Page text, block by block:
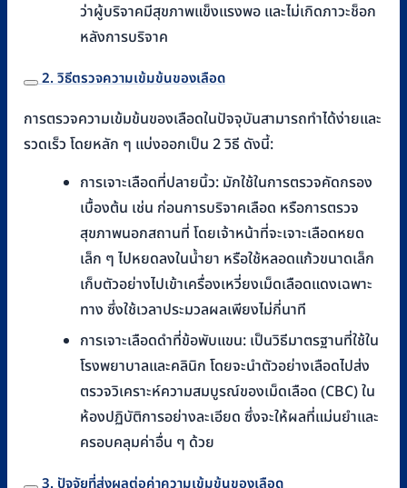
ว่าผู้บริจาคมีสุขภาพแข็งแรงพอ และไม่เกิดภาวะช็อก
หลังการบริจาค
2. วิธีตรวจความเข้มข้นของเลือด
การตรวจความเข้มข้นของเลือดในปัจจุบันสามารถทำได้ง่ายและ
รวดเร็ว โดยหลัก ๆ แบ่งออกเป็น 2 วิธี ดังนี้:
การเจาะเลือดที่ปลายนิ้ว: มักใช้ในการตรวจคัดกรอง
เบื้องต้น เช่น ก่อนการบริจาคเลือด หรือการตรวจ
สุขภาพนอกสถานที่ โดยเจ้าหน้าที่จะเจาะเลือดหยด
เล็ก ๆ ไปหยดลงในน้ำยา หรือใช้หลอดแก้วขนาดเล็ก
เก็บตัวอย่างไปเข้าเครื่องเหวี่ยงเม็ดเลือดแดงเฉพาะ
ทาง ซึ่งใช้เวลาประมวลผลเพียงไม่กี่นาที
การเจาะเลือดดำที่ข้อพับแขน: เป็นวิธีมาตรฐานที่ใช้ใน
โรงพยาบาลและคลินิก โดยจะนำตัวอย่างเลือดไปส่ง
ตรวจวิเคราะห์ความสมบูรณ์ของเม็ดเลือด (CBC) ใน
ห้องปฏิบัติการอย่างละเอียด ซึ่งจะให้ผลที่แม่นยำและ
ครอบคลุมค่าอื่น ๆ ด้วย